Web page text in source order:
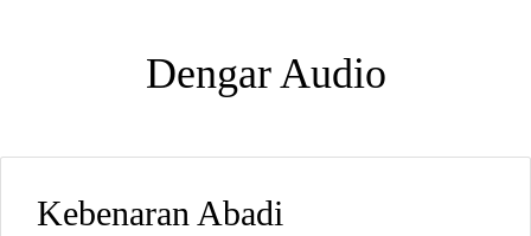
Dengar Audio
Kebenaran Abadi